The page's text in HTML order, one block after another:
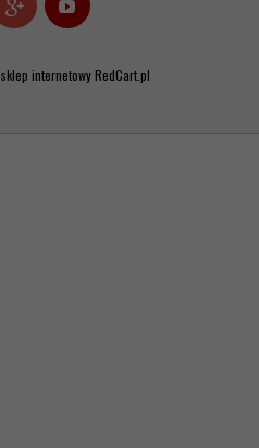
sklep internetowyRedCart.pl